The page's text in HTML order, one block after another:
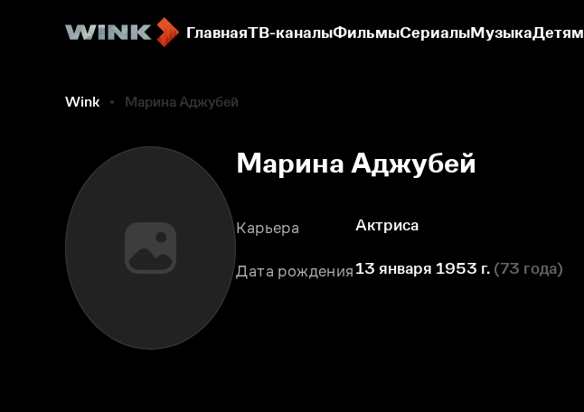
ГлавнаяТВ-каналыФильмыСериалыМузыкаДетям
Wink Марина Аджубей
Марина Аджубей
Карьера Актриса
Дата рождения 13 января 1953 г. (73 года)